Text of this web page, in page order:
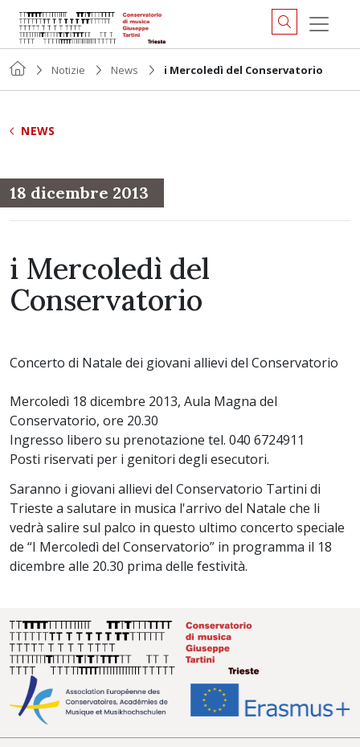
Notizie News i Mercoledì del Conservatorio
NEWS
18 dicembre 2013
i Mercoledì del
Conservatorio
Concerto di Natale dei giovani allievi del Conservatorio
Mercoledì 18 dicembre 2013, Aula Magna del
Conservatorio, ore 20.30
Ingresso libero su prenotazione tel. 040 6724911
Posti riservati per i genitori degli esecutori.
Saranno i giovani allievi del Conservatorio Tartini di
Trieste a salutare in musica l'arrivo del Natale che li
vedrà salire sul palco in questo ultimo concerto speciale
de “I Mercoledì del Conservatorio” in programma il 18
dicembre alle 20.30 prima delle festività.